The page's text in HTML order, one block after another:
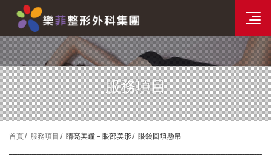
樂菲時尚整形選單
服務項目
首頁 服務項目 睛亮美瞳－眼部美形 眼袋回填懸吊
分院資訊